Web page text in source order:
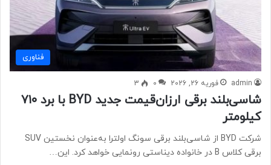
فناوری
admin فوریه 26, 2026 0
3
شاسی‌بلند برقی ارزان‌قیمت جدید BYD با برد ۷۱۰
کیلومتر
شرکت BYD از شاسی‌بلند برقی سونگ اولترا به‌عنوان نخستین SUV
برقی کلاس B در خانواده دیناستی رونمایی خواهد کرد. این…